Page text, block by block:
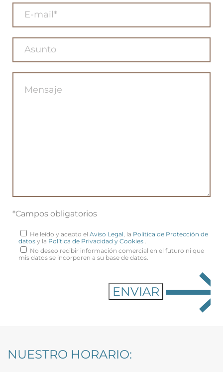
*Campos obligatorios
He leído y acepto el Aviso Legal, la Política de Protección de
datos y la Política de Privacidad y Cookies .
No deseo recibir información comercial en el futuro ni que
mis datos se incorporen a su base de datos.
NUESTRO HORARIO: